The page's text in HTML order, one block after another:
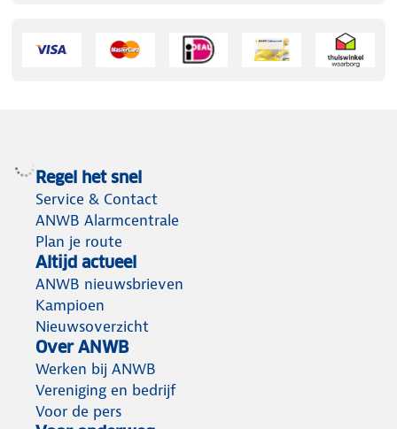
Regel het snel
Service & Contact
ANWB Alarmcentrale
Plan je route
Altijd actueel
ANWB nieuwsbrieven
Kampioen
Nieuwsoverzicht
Over ANWB
Werken bij ANWB
Vereniging en bedrijf
Voor de pers